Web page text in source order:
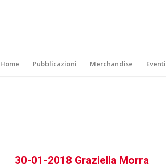
Home Pubblicazioni Merchandise Eventi
30-01-2018 Graziella Morra